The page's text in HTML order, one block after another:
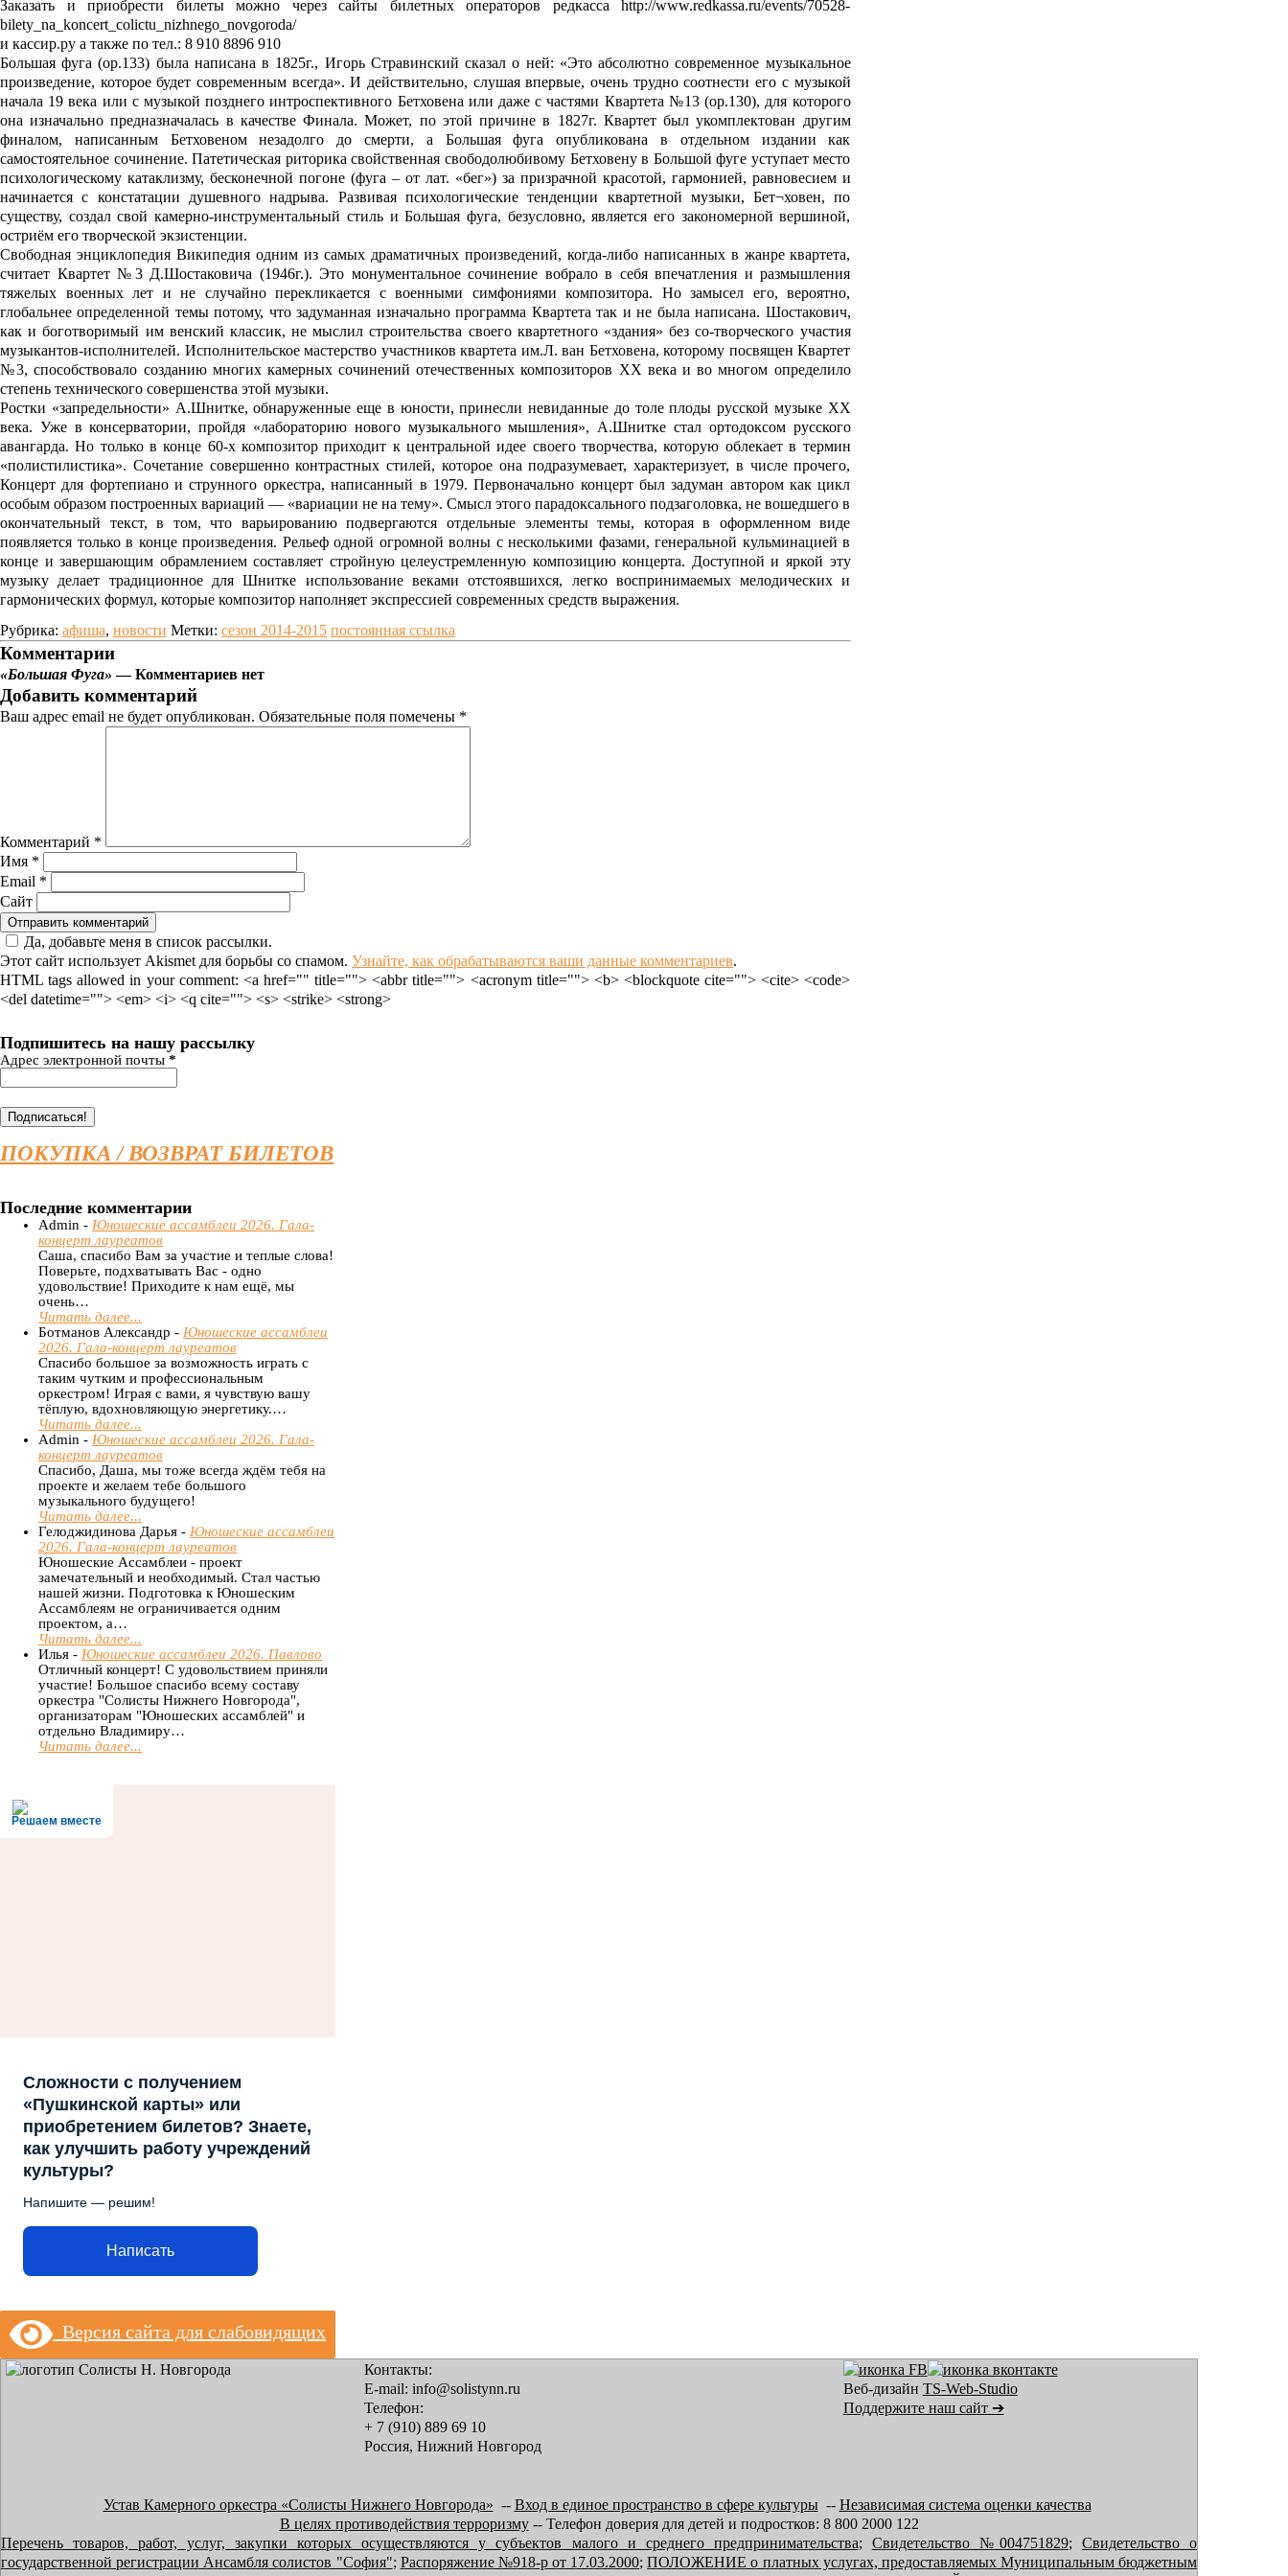
Заказать и приобрести билеты можно через сайты билетных операторов редкасса http://www.redkassa.ru/events/70528-
bilety_na_koncert_colictu_nizhnego_novgoroda/
и кассир.ру а также по тел.: 8 910 8896 910
Большая фуга (ор.133) была написана в 1825г., Игорь Стравинский сказал о ней: «Это абсолютно современное музыкальное
произведение, которое будет современным всегда». И действительно, слушая впервые, очень трудно соотнести его с музыкой
начала 19 века или с музыкой позднего интроспективного Бетховена или даже с частями Квартета №13 (ор.130), для которого
она изначально предназначалась в качестве Финала. Может, по этой причине в 1827г. Квартет был укомплектован другим
финалом, написанным Бетховеном незадолго до смерти, а Большая фуга опубликована в отдельном издании как
самостоятельное сочинение. Патетическая риторика свойственная свободолюбивому Бетховену в Большой фуге уступает место
психологическому катаклизму, бесконечной погоне (фуга – от лат. «бег») за призрачной красотой, гармонией, равновесием и
начинается с констатации душевного надрыва. Развивая психологические тенденции квартетной музыки, Бет¬ховен, по
существу, создал свой камерно-инструментальный стиль и Большая фуга, безусловно, является его закономерной вершиной,
остриём его творческой экзистенции.
Свободная энциклопедия Википедия одним из самых драматичных произведений, когда-либо написанных в жанре квартета,
считает Квартет №3 Д.Шостаковича (1946г.). Это монументальное сочинение вобрало в себя впечатления и размышления
тяжелых военных лет и не случайно перекликается с военными симфониями композитора. Но замысел его, вероятно,
глобальнее определенной темы потому, что задуманная изначально программа Квартета так и не была написана. Шостакович,
как и боготворимый им венский классик, не мыслил строительства своего квартетного «здания» без со-творческого участия
музыкантов-исполнителей. Исполнительское мастерство участников квартета им.Л. ван Бетховена, которому посвящен Квартет
№3, способствовало созданию многих камерных сочинений отечественных композиторов ХХ века и во многом определило
степень технического совершенства этой музыки.
Ростки «запредельности» А.Шнитке, обнаруженные еще в юности, принесли невиданные до толе плоды русской музыке ХХ
века. Уже в консерватории, пройдя «лабораторию нового музыкального мышления», А.Шнитке стал ортодоксом русского
авангарда. Но только в конце 60-х композитор приходит к центральной идее своего творчества, которую облекает в термин
«полистилистика». Сочетание совершенно контрастных стилей, которое она подразумевает, характеризует, в числе прочего,
Концерт для фортепиано и струнного оркестра, написанный в 1979. Первоначально концерт был задуман автором как цикл
особым образом построенных вариаций — «вариации не на тему». Смысл этого парадоксального подзаголовка, не вошедшего в
окончательный текст, в том, что варьированию подвергаются отдельные элементы темы, которая в оформленном виде
появляется только в конце произведения. Рельеф одной огромной волны с несколькими фазами, генеральной кульминацией в
конце и завершающим обрамлением составляет стройную целеустремленную композицию концерта. Доступной и яркой эту
музыку делает традиционное для Шнитке использование веками отстоявшихся, легко воспринимаемых мелодических и
гармонических формул, которые композитор наполняет экспрессией современных средств выражения.
Рубрика: афиша, новости Метки: сезон 2014-2015 постоянная ссылка
Комментарии
«Большая Фуга» — Комментариев нет
Добавить комментарий
Ваш адрес email не будет опубликован. Обязательные поля помечены *
Комментарий *
Имя *
Email *
Сайт
Да, добавьте меня в список рассылки.
Этот сайт использует Akismet для борьбы со спамом. Узнайте, как обрабатываются ваши данные комментариев.
HTML tags allowed in your comment: <a href="" title=""> <abbr title=""> <acronym title=""> <b> <blockquote cite=""> <cite> <code>
<del datetime=""> <em> <i> <q cite=""> <s> <strike> <strong>
Подпишитесь на нашу рассылку
Адрес электронной почты *
ПОКУПКА / ВОЗВРАТ БИЛЕТОВ
Последние комментарии
Admin - Юношеские ассамблеи 2026. Гала-
концерт лауреатов
Саша, спасибо Вам за участие и теплые слова!
Поверьте, подхватывать Вас - одно
удовольствие! Приходите к нам ещё, мы
очень…
Читать далее...
Ботманов Александр - Юношеские ассамблеи
2026. Гала-концерт лауреатов
Спасибо большое за возможность играть с
таким чутким и профессиональным
оркестром! Играя с вами, я чувствую вашу
тёплую, вдохновляющую энергетику.…
Читать далее...
Admin - Юношеские ассамблеи 2026. Гала-
концерт лауреатов
Спасибо, Даша, мы тоже всегда ждём тебя на
проекте и желаем тебе большого
музыкального будущего!
Читать далее...
Гелоджидинова Дарья - Юношеские ассамблеи
2026. Гала-концерт лауреатов
Юношеские Ассамблеи - проект
замечательный и необходимый. Стал частью
нашей жизни. Подготовка к Юношеским
Ассамблеям не ограничивается одним
проектом, а…
Читать далее...
Илья - Юношеские ассамблеи 2026. Павлово
Отличный концерт! С удовольствием приняли
участие! Большое спасибо всему составу
оркестра "Солисты Нижнего Новгорода",
организаторам "Юношеских ассамблей" и
отдельно Владимиру…
Читать далее...
Решаем вместе
Сложности с получением
«Пушкинской карты» или
приобретением билетов? Знаете,
как улучшить работу учреждений
культуры?
Напишите — решим!
Написать
Версия сайта для слабовидящих
Контакты:
E-mail: info@solistynn.ru
Телефон:
+ 7 (910) 889 69 10
Россия, Нижний Новгород
Веб-дизайн TS-Web-Studio
Поддержите наш сайт ➔
Устав Камерного оркестра «Солисты Нижнего Новгорода» -- Вход в единое пространство в сфере культуры-- Независимая система оценки качества
В целях противодействия терроризму-- Телефон доверия для детей и подростков: 8 800 2000 122
Перечень товаров, работ, услуг, закупки которых осуществляются у субъектов малого и среднего предпринимательства; Свидетельство №004751829; Свидетельство о
государственной регистрации Ансамбля солистов "София"; Распоряжение №918-р от 17.03.2000;ПОЛОЖЕНИЕ о платных услугах, предоставляемых Муниципальным бюджетным